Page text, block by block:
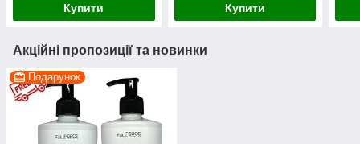
Купити Купити
Акційні пропозиції та новинки
Подарунок